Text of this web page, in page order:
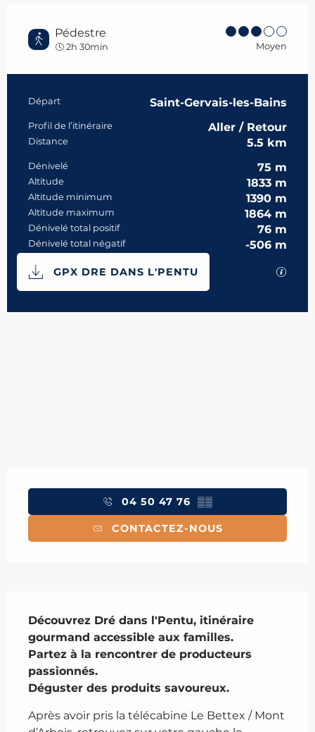
Pédestre
2h 30min Moyen
Informations pratiques
Départ Saint-Gervais-les-Bains
Profil de l’itinéraire Aller / Retour
Distance 5.5 km
Dénivelé 75 m
Altitude 1833 m
Altitude minimum 1390 m
Altitude maximum 1864 m
Dénivelé total positif 76 m
Dénivelé total négatif -506 m
Documentation
GPX DRE DANS L'PENTU
04 50 47 76 ▒▒
CONTACTEZ-NOUS
Découvrez Dré dans l'Pentu, itinéraire
gourmand accessible aux familles.
Partez à la rencontrer de producteurs
passionnés.
Déguster des produits savoureux.
Après avoir pris la télécabine Le Bettex / Mont